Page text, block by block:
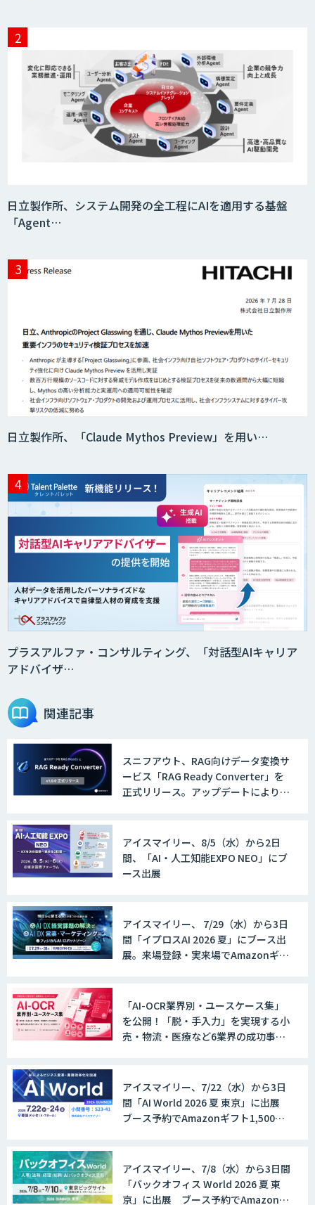
画像解析・デジタルツイン領域のAI開発
請求書の発行から入金消込・催促までぜ
～んぶ自動化！「invox発行請求書」
Automation 360 Managed Service
検査票OCR
図面検索・活用サービスLearningBook
サテライトAI
音声・画像・動画データセット販売・収
AI・データ活用コンサルティング・受託
開発支援
7セグ画面OCR
TT OCR
FUNNELシリーズ
OPTiM Contract
OPTiM 電子帳簿保存
日立製作所、システム開発の全工程にAIを適用する基盤
「Agent…
日立製作所、「Claude Mythos Preview」を用い…
プラスアルファ・コンサルティング、「対話型AIキャリア
アドバイザ…
関連記事
スニフアウト、RAG向けデータ変換サ
ービス「RAG Ready Converter」を
正式リリース。アップデートにより変
アイスマイリー、8/5（水）から2日
間、「AI・人工知能EXPO NEO」にブ
ース出展
アイスマイリー、 7/29（水）から3日
間「イプロスAI 2026 夏」にブース出
展。来場登録・実来場でAmazonギフ
「AI-OCR業界別・ユースケース集」
を公開！「脱・手入力」を実現する小
売・物流・医療など6業界の成功事例
アイスマイリー、7/22（水）から3日
間「AI World 2026 夏 東京」に出展
ブース予約でAmazonギフト1,500円
アイスマイリー、7/8（水）から3日間
「バックオフィス World 2026 夏 東
京」に出展 ブース予約でAmazonギ